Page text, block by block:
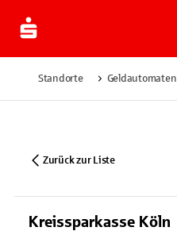
Standorte Geldautomaten
Zurück zur Liste
Kreissparkasse Köln